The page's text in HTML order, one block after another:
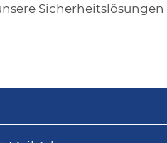
Sicherheitslösungen